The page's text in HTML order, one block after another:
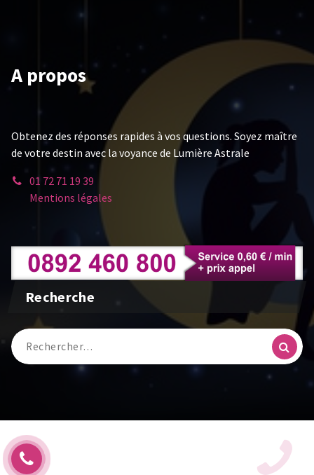
A propos
Obtenez des réponses rapides à vos questions. Soyez maître
de votre destin avec la voyance de Lumière Astrale
01 72 71 19 39
Mentions légales
Recherche
Recherche
pour :